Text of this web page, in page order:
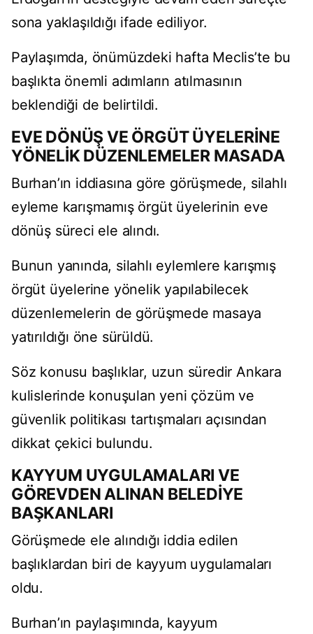
sona yaklaşıldığı ifade ediliyor.
Paylaşımda, önümüzdeki hafta Meclis’te bu
başlıkta önemli adımların atılmasının
beklendiği de belirtildi.
EVE DÖNÜŞ VE ÖRGÜT ÜYELERİNE
YÖNELİK DÜZENLEMELER MASADA
Burhan’ın iddiasına göre görüşmede, silahlı
eyleme karışmamış örgüt üyelerinin eve
dönüş süreci ele alındı.
Bunun yanında, silahlı eylemlere karışmış
örgüt üyelerine yönelik yapılabilecek
düzenlemelerin de görüşmede masaya
yatırıldığı öne sürüldü.
Söz konusu başlıklar, uzun süredir Ankara
kulislerinde konuşulan yeni çözüm ve
güvenlik politikası tartışmaları açısından
dikkat çekici bulundu.
KAYYUM UYGULAMALARI VE
GÖREVDEN ALINAN BELEDİYE
BAŞKANLARI
Görüşmede ele alındığı iddia edilen
başlıklardan biri de kayyum uygulamaları
oldu.
Burhan’ın paylaşımında, kayyum